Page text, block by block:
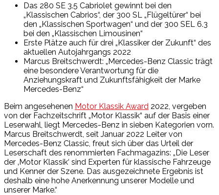
Das 280 SE 3.5 Cabriolet gewinnt bei den
„Klassischen Cabrios“, der 300 SL „Flügeltürer“ bei
den „Klassischen Sportwagen“ und der 300 SEL 6.3
bei den „Klassischen Limousinen“
Erste Plätze auch für drei „Klassiker der Zukunft“ des
aktuellen Autojahrgangs 2022
Marcus Breitschwerdt: „Mercedes-Benz Classic trägt
eine besondere Verantwortung für die
Anziehungskraft und Zukunftsfähigkeit der Marke
Mercedes-Benz“
Beim angesehenen Motor Klassik Award 2022, vergeben
von der Fachzeitschrift „Motor Klassik“ auf der Basis einer
Leserwahl, liegt Mercedes-Benz in sieben Kategorien vorn.
Marcus Breitschwerdt, seit Januar 2022 Leiter von
Mercedes-Benz Classic, freut sich über das Urteil der
Leserschaft des renommierten Fachmagazins: „Die Leser
der ‚Motor Klassik‘ sind Experten für klassische Fahrzeuge
und Kenner der Szene. Das ausgezeichnete Ergebnis ist
deshalb eine hohe Anerkennung unserer Modelle und
unserer Marke.“